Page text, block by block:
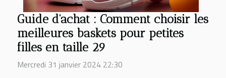
Guide d'achat : Comment choisir les
meilleures baskets pour petites
filles en taille 29
Mercredi 31 janvier 2024 22:30